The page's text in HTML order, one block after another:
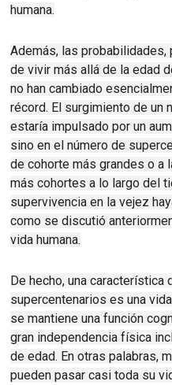
humana.
Además, las probabilidades,
de vivir más allá de la edad
no han cambiado
récord. El surgimiento de un
estaría impulsado por un
sino en el número de
de cohorte más grandes o a
más cohortes a lo largo del
supervivencia en la vejez
como se discutió
vida humana.
De hecho, una característica
supercentenarios es una
se mantiene una función
gran independencia física
de edad. En otras palabras,
pueden pasar casi toda su